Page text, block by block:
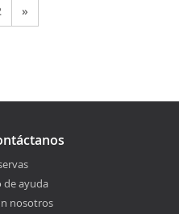
»
de ayuda
nosotros